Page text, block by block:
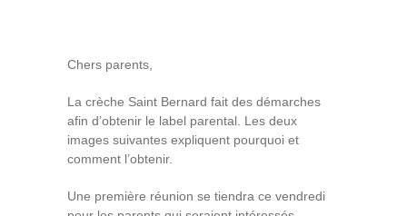
Chers parents,
La crèche Saint Bernard fait des démarches
afin d’obtenir le label parental. Les deux
images suivantes expliquent pourquoi et
comment l’obtenir.
Une première réunion se tiendra ce vendredi